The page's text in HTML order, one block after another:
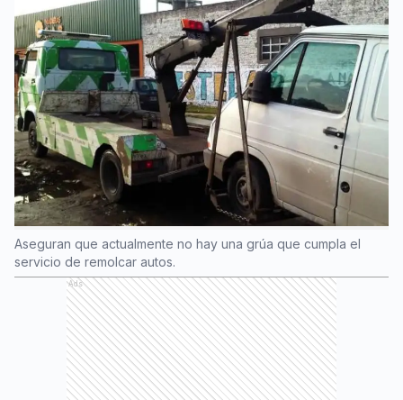
Aseguran que actualmente no hay una grúa que cumpla el
servicio de remolcar autos.
Ads